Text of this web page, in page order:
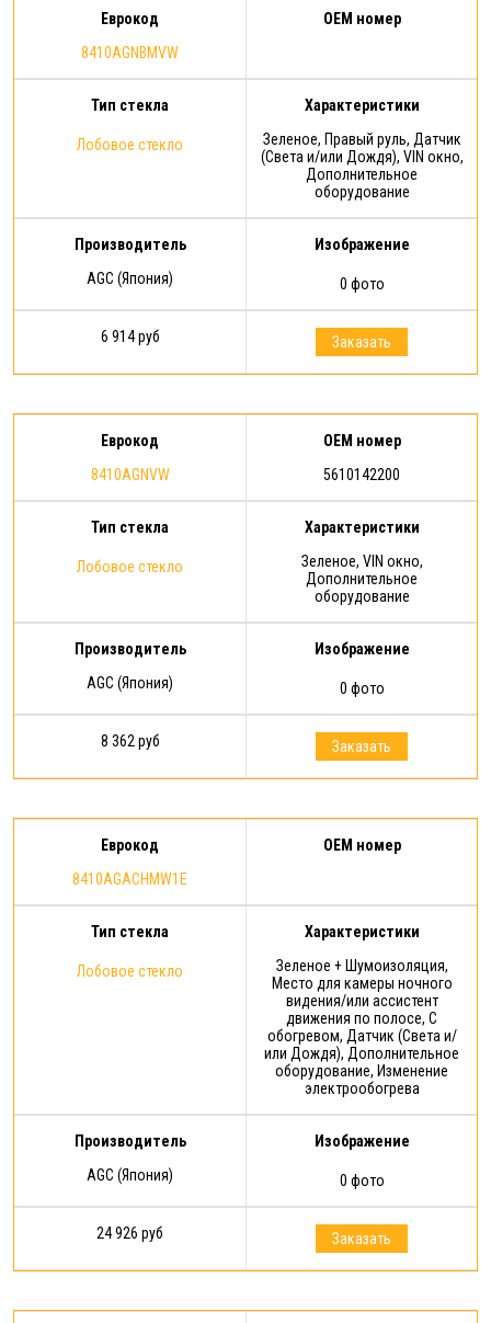
Еврокод
8410AGNBMVW
OEM номер
Тип стекла
Лобовое стекло
Характеристики
Зеленое, Правый руль, Датчик
(Света и/или Дождя), VIN окно,
Дополнительное
оборудование
Производитель
AGC (Япония)
Изображение
0 фото
6 914 руб Заказать
Еврокод
8410AGNVW
OEM номер
5610142200
Тип стекла
Лобовое стекло
Характеристики
Зеленое, VIN окно,
Дополнительное
оборудование
Производитель
AGC (Япония)
Изображение
0 фото
8 362 руб Заказать
Еврокод
8410AGACHMW1E
OEM номер
Тип стекла
Лобовое стекло
Характеристики
Зеленое + Шумоизоляция,
Место для камеры ночного
видения/или ассистент
движения по полосе, С
обогревом, Датчик (Света и/
или Дождя), Дополнительное
оборудование, Изменение
электрообогрева
Производитель
AGC (Япония)
Изображение
0 фото
24 926 руб Заказать